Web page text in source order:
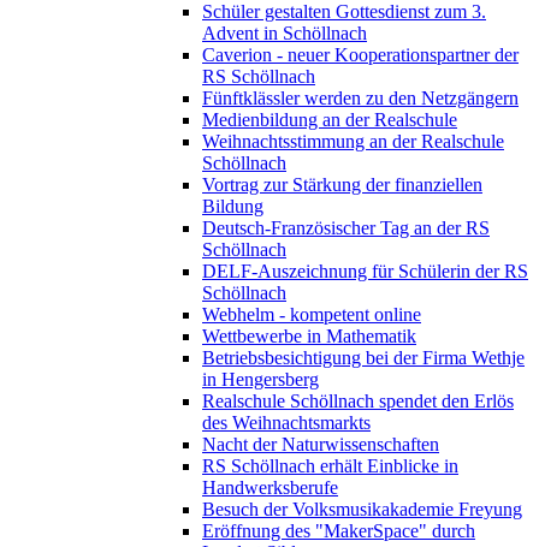
Schüler gestalten Gottesdienst zum 3.
Advent in Schöllnach
Caverion - neuer Kooperationspartner der
RS Schöllnach
Fünftklässler werden zu den Netzgängern
Medienbildung an der Realschule
Weihnachtsstimmung an der Realschule
Schöllnach
Vortrag zur Stärkung der finanziellen
Bildung
Deutsch-Französischer Tag an der RS
Schöllnach
DELF-Auszeichnung für Schülerin der RS
Schöllnach
Webhelm - kompetent online
Wettbewerbe in Mathematik
Betriebsbesichtigung bei der Firma Wethje
in Hengersberg
Realschule Schöllnach spendet den Erlös
des Weihnachtsmarkts
Nacht der Naturwissenschaften
RS Schöllnach erhält Einblicke in
Handwerksberufe
Besuch der Volksmusikakademie Freyung
Eröffnung des "MakerSpace" durch